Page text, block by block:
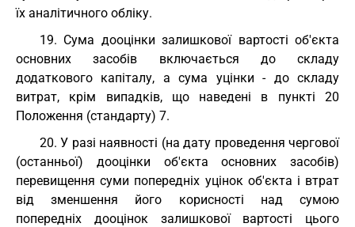
їх аналітичного обліку.
19. Сума дооцінки залишкової вартості об'єкта
основних засобів включається до складу
додаткового капіталу, а сума уцінки - до складу
витрат, крім випадків, що наведені в пункті 20
Положення (стандарту) 7.
20. У разі наявності (на дату проведення чергової
(останньої) дооцінки об'єкта основних засобів)
перевищення суми попередніх уцінок об'єкта і втрат
від зменшення його корисності над сумою
попередніх дооцінок залишкової вартості цього